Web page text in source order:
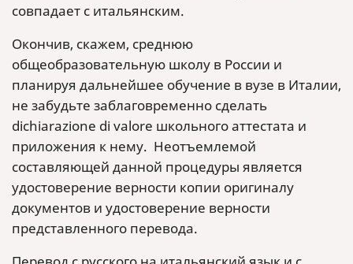
совпадает с итальянским.
Окончив, скажем, среднюю
общеобразовательную школу в России и
планируя дальнейшее обучение в вузе в Италии,
не забудьте заблаговременно сделать
dichiarazione di valore школьного аттестата и
приложения к нему. Неотъемлемой
составляющей данной процедуры является
удостоверение верности копии оригиналу
документов и удостоверение верности
представленного перевода.